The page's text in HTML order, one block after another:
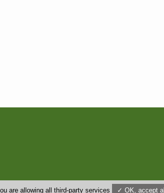
are allowing all third-party services ✓ OK, accept all